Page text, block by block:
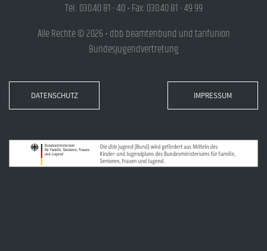
Tel.: 030.40 81 - 40 • Fax: 030.40 81 - 49 99
Alle Rechte © 2026 • dbb beamtenbund und tarifunion
Bundesjugendvertretung
DATENSCHUTZ IMPRESSUM